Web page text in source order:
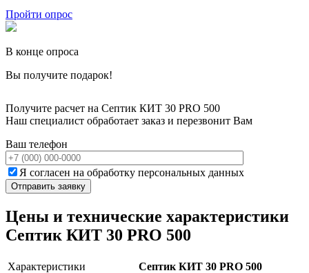
Пройти опрос
В конце опроса
Вы получите подарок!
Получите расчет на Септик КИТ 30 PRO 500
Наш специалист обработает заказ и перезвонит Вам
Ваш телефон
Я согласен на обработку персональных данных
Цены и технические характеристики
Септик КИТ 30 PRO 500
Характеристики
Септик КИТ 30 PRO 500